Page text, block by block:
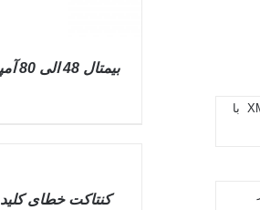
بيمتال 48 الی 80 آمپر
VIEW
کنتاکت خطای کلید
ترانسمیتر فشار ۱۶ بار XMLP016BC21F با